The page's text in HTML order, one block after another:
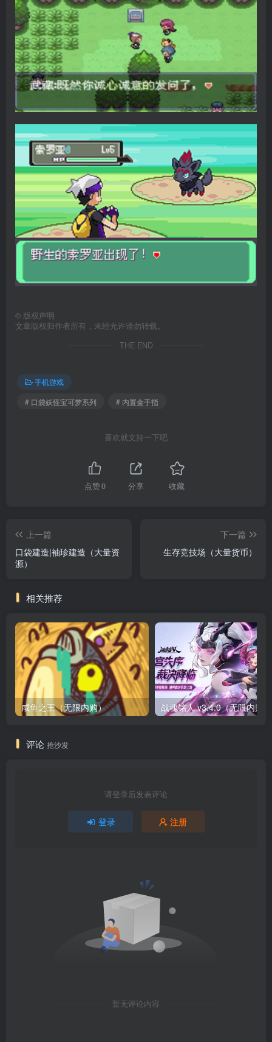
© 版权声明
文章版权归作者所有，未经允许请勿转载。
THE END
手机游戏
# 口袋妖怪宝可梦系列
# 内置金手指
喜欢就支持一下吧
点赞0 分享 收藏
上一篇
口袋建造|袖珍建造（大量资
源）
下一篇
生存竞技场（大量货币）
相关推荐
咸鱼之王（无限内购）
评论 抢沙发
请登录后发表评论
登录 注册
暂无评论内容